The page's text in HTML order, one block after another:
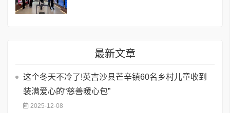
最新文章
这个冬天不冷了!英吉沙县芒辛镇60名乡村儿童收到
装满爱心的“慈善暖心包”
2025-12-08